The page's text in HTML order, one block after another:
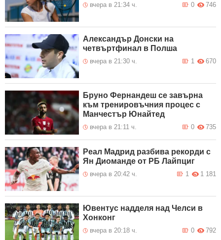
вчера в 21:34 ч. 746
0
Александър Донски на
четвъртфинал в Полша
вчера в 21:30 ч. 670
1
Бруно Фернандеш се завърна
към тренировъчния процес с
Манчестър Юнайтед
вчера в 21:11 ч. 735
0
Реал Мадрид разбива рекорди с
Ян Диоманде от РБ Лайпциг
вчера в 20:42 ч. 1 181
1
Ювентус надделя над Челси в
Хонконг
вчера в 20:18 ч. 792
0